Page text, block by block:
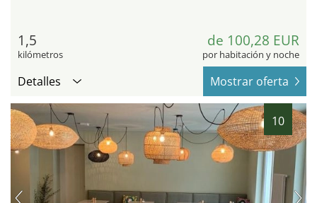
1,5
kilómetros
de 100,28 EUR
por habitación y noche
Detalles Mostrar oferta
10